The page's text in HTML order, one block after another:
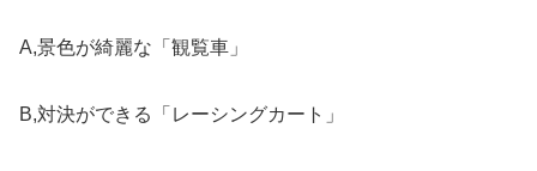
A,景色が綺麗な「観覧車」
B,対決ができる「レーシングカート」